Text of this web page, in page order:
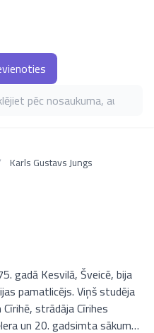
pēc nosaukuma, autora,
Karls Gustavs Jungs
gadā Kesvilā, Šveicē, bija
pamatlicējs. Viņš studēja
strādāja Cīrihes
un 20. gadsimta sākumā